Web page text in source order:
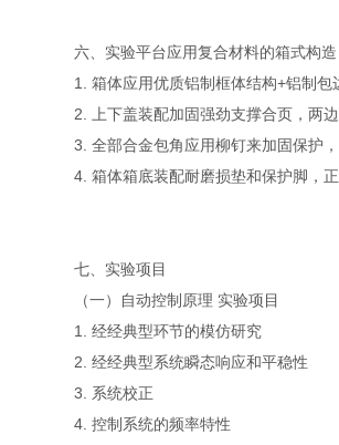
六、实验平台应用复合材料的箱式构造
1. 箱体应用优质铝制框体结构+铝制包
2. 上下盖装配加固强劲支撑合页，两
3. 全部合金包角应用柳钉来加固保护
4. 箱体箱底装配耐磨损垫和保护脚，
七、实验项目
（一）自动控制原理 实验项目
1. 经经典型环节的模仿研究
2. 经经典型系统瞬态响应和平稳性
3. 系统校正
4. 控制系统的频率特性